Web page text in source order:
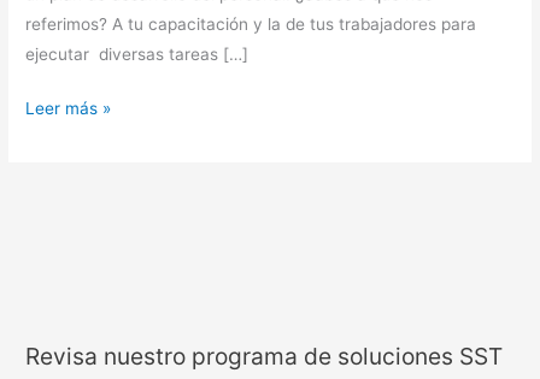
referimos? A tu capacitación y la de tus trabajadores para
ejecutar diversas tareas […]
Leer más »
Revisa nuestro programa de soluciones SST